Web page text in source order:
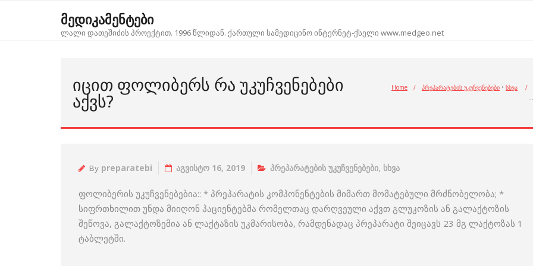
მედიკამენტები
ლალი დათეშიძის პროექტით. 1996 წლიდან. ქართული სამედიცინო ინტერნეტ-ქსელი www.medgeo.net
ᲘᲪᲘᲗ ᲤᲝᲚᲘᲑᲔᲠᲡ ᲠᲐ ᲣᲙᲣᲩᲕᲔᲜᲔᲑᲔᲑᲘ
ᲐᲥᲕᲡ?
Home / პრეპარატების უკუჩვენებები • სხვა
/
…
By preparatebi აგვისტო 16, 2019 პრეპარატების უკუჩვენებები, სხვა
ფოლიბერის უკუჩვენებებია:: * პრეპარატის კომპონენტების მიმართ მომატებული მრძნობელობა; *
სიფრთხილით უნდა მიიღონ პაციენტებმა რომელთაც დარღვეული აქვთ გლუკოზის ან გალაქტოზის
შეწოვა, გალაქტოზემია ან ლაქტაზის უკმარისობა, რამდენადაც პრეპარატი შეიცავს 23 მგ ლაქტოზას 1
ტაბლეტში.